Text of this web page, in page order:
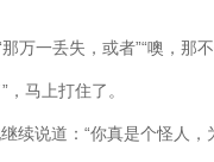
一丢失，或者”“噢，那
马上打住了。
说道：“你真是个怪人，